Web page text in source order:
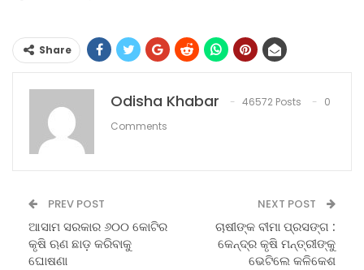
Share
Odisha Khabar 46572 Posts
0
Comments
PREV POST
ଆସାମ ସରକାର ୬୦୦ କୋଟିର
କୃଷି ଋଣ ଛାଡ଼ କରିବାକୁ
ଘୋଷଣା
NEXT POST
ଚାଷୀଙ୍କ ବୀମା ପ୍ରସଙ୍ଗ :
କେନ୍ଦ୍ର କୃଷି ମନ୍ତ୍ରୀଙ୍କୁ
ଭେଟିଲେ କଳିକେଶ